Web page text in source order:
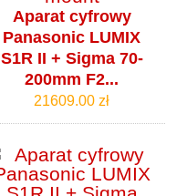
Aparat cyfrowy
Panasonic LUMIX
S1R II + Sigma 70-
200mm F2...
21609.00 zł